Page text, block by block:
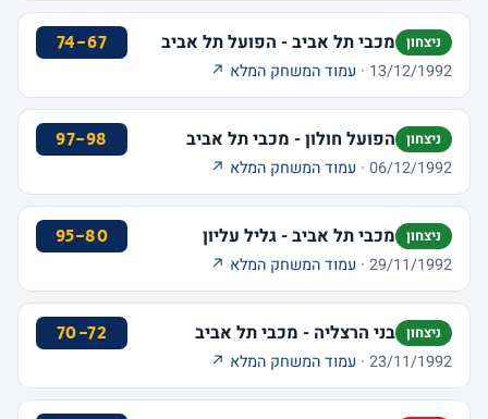
ניצחון מכבי תל אביב - הפועל תל אביב 74-67
13/12/1992 · עמוד המשחק המלא ↗
ניצחון הפועל חולון - מכבי תל אביב 97-98
06/12/1992 · עמוד המשחק המלא ↗
ניצחון מכבי תל אביב - גליל עליון 95-80
29/11/1992 · עמוד המשחק המלא ↗
ניצחון בני הרצליה - מכבי תל אביב 70-72
23/11/1992 · עמוד המשחק המלא ↗